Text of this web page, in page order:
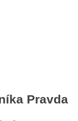
Pravda